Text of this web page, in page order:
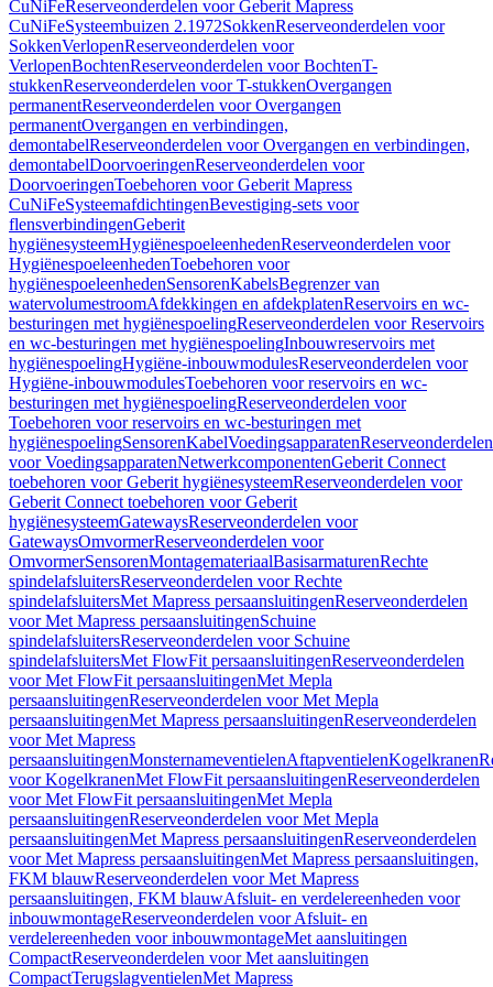
CuNiFeReserveonderdelen voor Geberit Mapress
CuNiFeSysteembuizen 2.1972SokkenReserveonderdelen voor
SokkenVerlopenReserveonderdelen voor
VerlopenBochtenReserveonderdelen voor BochtenT-
stukkenReserveonderdelen voor T-stukkenOvergangen
permanentReserveonderdelen voor Overgangen
permanentOvergangen en verbindingen,
demontabelReserveonderdelen voor Overgangen en verbindingen,
demontabelDoorvoeringenReserveonderdelen voor
DoorvoeringenToebehoren voor Geberit Mapress
CuNiFeSysteemafdichtingenBevestiging-sets voor
flensverbindingenGeberit
hygiënesysteemHygiënespoeleenhedenReserveonderdelen voor
HygiënespoeleenhedenToebehoren voor
hygiënespoeleenhedenSensorenKabelsBegrenzer van
watervolumestroomAfdekkingen en afdekplatenReservoirs en wc-
besturingen met hygiënespoelingReserveonderdelen voor Reservoirs
en wc-besturingen met hygiënespoelingInbouwreservoirs met
hygiënespoelingHygiëne-inbouwmodulesReserveonderdelen voor
Hygiëne-inbouwmodulesToebehoren voor reservoirs en wc-
besturingen met hygiënespoelingReserveonderdelen voor
Toebehoren voor reservoirs en wc-besturingen met
hygiënespoelingSensorenKabelVoedingsapparatenReserveonderdelen
voor VoedingsapparatenNetwerkcomponentenGeberit Connect
toebehoren voor Geberit hygiënesysteemReserveonderdelen voor
Geberit Connect toebehoren voor Geberit
hygiënesysteemGatewaysReserveonderdelen voor
GatewaysOmvormerReserveonderdelen voor
OmvormerSensorenMontagemateriaalBasisarmaturenRechte
spindelafsluitersReserveonderdelen voor Rechte
spindelafsluitersMet Mapress persaansluitingenReserveonderdelen
voor Met Mapress persaansluitingenSchuine
spindelafsluitersReserveonderdelen voor Schuine
spindelafsluitersMet FlowFit persaansluitingenReserveonderdelen
voor Met FlowFit persaansluitingenMet Mepla
persaansluitingenReserveonderdelen voor Met Mepla
persaansluitingenMet Mapress persaansluitingenReserveonderdelen
voor Met Mapress
persaansluitingenMonsternameventielenAftapventielenKogelkranen
voor KogelkranenMet FlowFit persaansluitingenReserveonderdelen
voor Met FlowFit persaansluitingenMet Mepla
persaansluitingenReserveonderdelen voor Met Mepla
persaansluitingenMet Mapress persaansluitingenReserveonderdelen
voor Met Mapress persaansluitingenMet Mapress persaansluitingen,
FKM blauwReserveonderdelen voor Met Mapress
persaansluitingen, FKM blauwAfsluit- en verdelereenheden voor
inbouwmontageReserveonderdelen voor Afsluit- en
verdelereenheden voor inbouwmontageMet aansluitingen
CompactReserveonderdelen voor Met aansluitingen
CompactTerugslagventielenMet Mapress